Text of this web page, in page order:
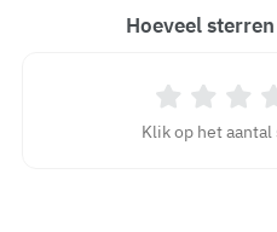
Hoeveel
Klik op het